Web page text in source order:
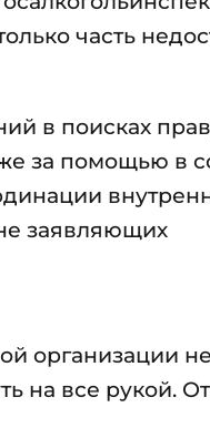
часть
в поисках
за помощью в
заявляющих
организации
на все рукой.